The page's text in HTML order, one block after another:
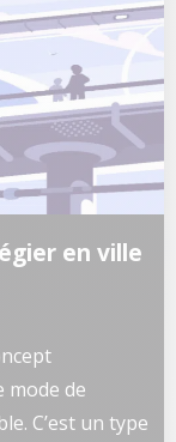
en ville
mode de
C’est un type